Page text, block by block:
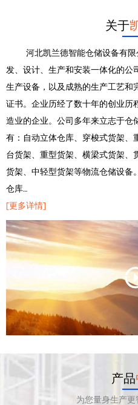
关于
河北凯兰德智能仓储设备有限
发、设计、生产和安装一体化的公
生产设备，以及成熟的生产工艺和
证书。企业历经了数十年的创业历
造业的企业。公司多年来立志于仓
有：自动立体仓库、穿梭式货架、
台货架、重型货架、横梁式货架
货架、中轻型货架等物流仓储设备
仓库…
[更多详情]
产品
为您量身生产